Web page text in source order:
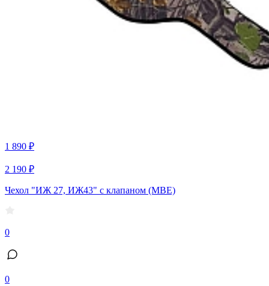
1 890 ₽
2 190 ₽
Чехол "ИЖ 27, ИЖ43" с клапаном (МВЕ)
0
0